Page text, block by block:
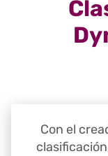
Con el